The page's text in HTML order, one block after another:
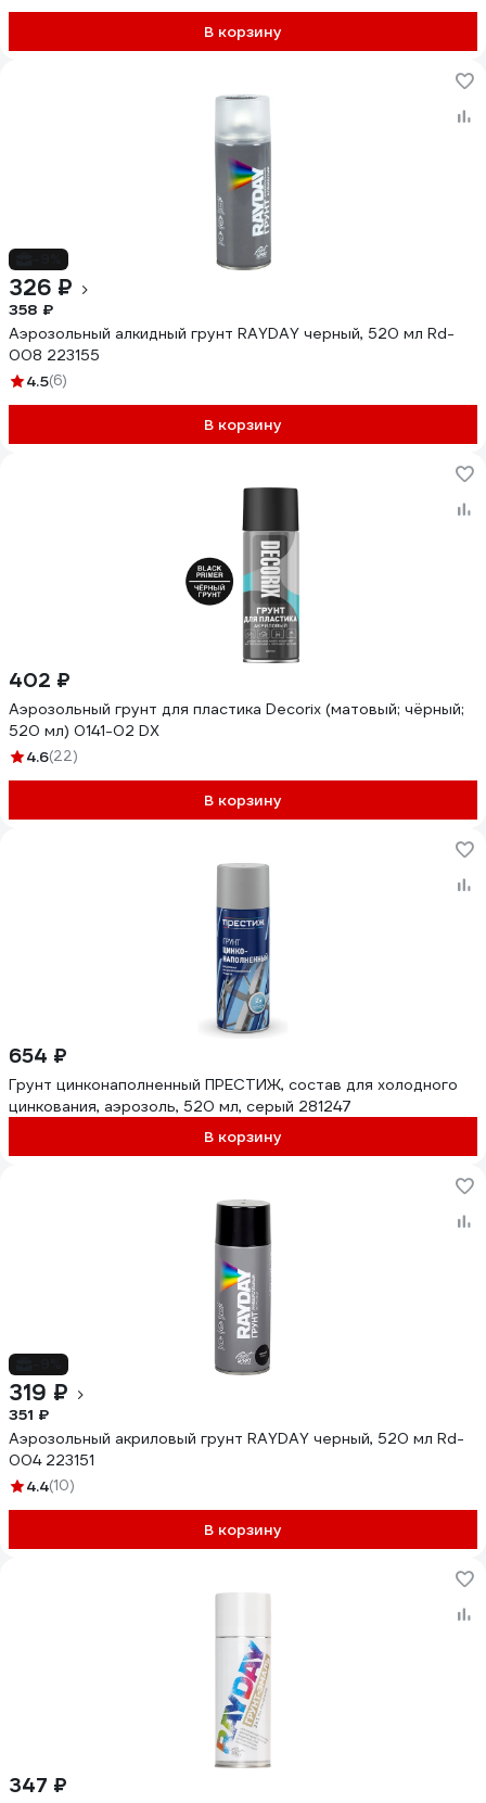
В корзину
326 ₽
358 ₽
Аэрозольный алкидный грунт RAYDAY черный, 520 мл Rd-
008 223155
4.5(6)
В корзину
402 ₽
Аэрозольный грунт для пластика Decorix (матовый; чёрный;
520 мл) 0141-02 DX
4.6(22)
В корзину
654 ₽
Грунт цинконаполненный ПРЕСТИЖ, состав для холодного
цинкования, аэрозоль, 520 мл, серый 281247
В корзину
319 ₽
351 ₽
Аэрозольный акриловый грунт RAYDAY черный, 520 мл Rd-
004 223151
4.4(10)
В корзину
347 ₽